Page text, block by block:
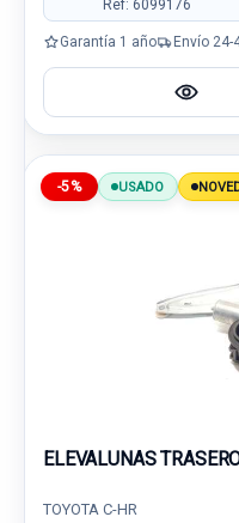
Ref: 6099176
Garantía 1 año Envío 24-
-5% USADO
ELEVALUNAS
TOYOTA C-HR